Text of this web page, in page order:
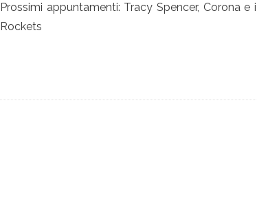
Prossimi appuntamenti: Tracy Spencer, Corona e i
Rockets